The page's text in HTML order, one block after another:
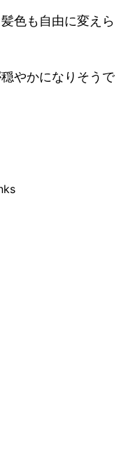
色も自由に変えら
やかになりそうで